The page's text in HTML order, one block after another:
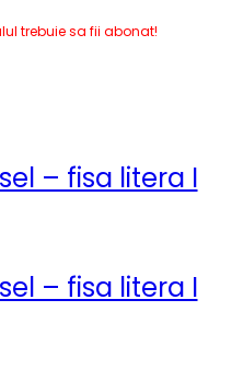
trebuie sa fii abonat!
– fisa litera I
– fisa litera I